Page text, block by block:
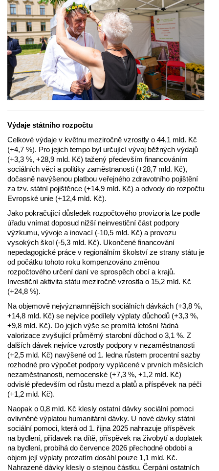
Výdaje státního rozpočtu
Celkové výdaje v květnu meziročně vzrostly o 44,1 mld. Kč
(+4,7 %). Pro jejich tempo byl určující vývoj běžných výdajů
(+3,3 %, +28,9 mld. Kč) tažený především financováním
sociálních věcí a politiky zaměstnanosti (+28,7 mld. Kč),
dočasně navýšenou platbou veřejného zdravotního pojištění
za tzv. státní pojištěnce (+14,9 mld. Kč) a odvody do rozpočtu
Evropské unie (+12,4 mld. Kč).
Jako pokračující důsledek rozpočtového provizoria lze podle
úřadu vnímat doposud nižší neinvestiční část podpory
výzkumu, vývoje a inovací (-10,5 mld. Kč) a provozu
vysokých škol (-5,3 mld. Kč). Ukončené financování
nepedagogické práce v regionálním školství ze strany státu je
od počátku tohoto roku kompenzováno změnou
rozpočtového určení daní ve sprospěch obcí a krajů.
Investiční aktivita státu meziročně vzrostla o 15,2 mld. Kč
(+24,8 %).
Na objemově nejvýznamnějších sociálních dávkách (+3,8 %,
+14,8 mld. Kč) se nejvíce podílely výplaty důchodů (+3,3 %,
+9,8 mld. Kč). Do jejich výše se promítá letošní řádná
valorizace zvyšující průměrný starobní důchod o 3,1 %. Z
dalších dávek nejvíce vzrostly podpory v nezaměstnanosti
(+2,5 mld. Kč) navýšené od 1. ledna růstem procentní sazby
rozhodné pro výpočet podpory vyplácené v prvních měsících
nezaměstnanosti, nemocenské (+7,3 %, +1,2 mld. Kč)
odvislé především od růstu mezd a platů a příspěvek na péči
(+1,2 mld. Kč).
Naopak o 0,8 mld. Kč klesly ostatní dávky sociální pomoci
ovlivněné výplatou humanitární dávky. U nové dávky státní
sociální pomoci, která od 1. října 2025 nahrazuje příspěvek
na bydlení, přídavek na dítě, příspěvek na živobytí a doplatek
na bydlení, probíhá do července 2026 přechodné období a
objem její výplaty prozatím dosáhl pouze 1,1 mld. Kč.
Nahrazené dávky klesly o stejnou částku. Čerpání ostatních